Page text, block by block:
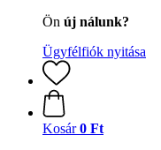
Ön új nálunk?
Ügyfélfiók nyitása
Kosár 0 Ft